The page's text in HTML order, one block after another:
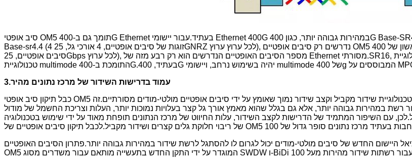
סיב אופטי OM5 תומך גם ב-400G Ethernet בעתיד.עבור יישומי Ethernet 400G במהירות גבוהה יותר, כגון 400G Base-SR4.2 (4 זוגות של סיבים אופטיים, 2 אורכי גל, 50GPAM4 לכל ערוץ) או 400G
Base-sr4.4 (4 זוגות של סיבים אופטיים, 4 אורכי גל, 25GNRZ לכל ערוץ ערוץ), נדרשים רק סיבים אופטיים OM5 בעלי 8 ליבות.בהשוואה לדור הראשון של 400G Ethernet 400G Base-SR16 (16 זוגות של
סיבים אופטיים, 25Gbps לכל ערוץ), מספר הסיבים האופטיים הנדרשים הוא רק רבע מזה של Ethernet מסורתי.SR16, כאבן דרך בפיתוח של טכנולוגיית multimode 400G, מוכיחה את האפשרות של
3 .עמוד בדרישות השידור של מרכז נתונים מהיר
כבל תיקון סיב אופטי OM5 נותן חיוניות חזקה למרכז הנתונים הסופר גדול.הוא פורץ את צוואר הבקבוק של טכנולוגיית שידור מקביל וקצב שידור נמוך שאומץ על ידי סיבים אופטיים מולטי-מודים מסורתיים.זה
במהירות גבוהה יותר, אלא גם בגלל שהוא מאמץ אורך גל קצר בעלויות נמוכות יותר, העלות וצריכת החשמל של מודול
עם השיפור המתמיד של הדרישות לקצב השידור, עלות החיווט של מרכז הנתונים תופחת מאוד על ידי שימוש בטכנולוגיה
היישום החדש של סיבים מולטי-מודים יכול לגרום לו להסתגל לרשת שידור במהירות גבוהה יותר.פתרון הסיבים האופטיים